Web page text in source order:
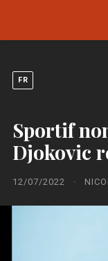
FR
Sportif
Djokovic
12/07/2022 ·